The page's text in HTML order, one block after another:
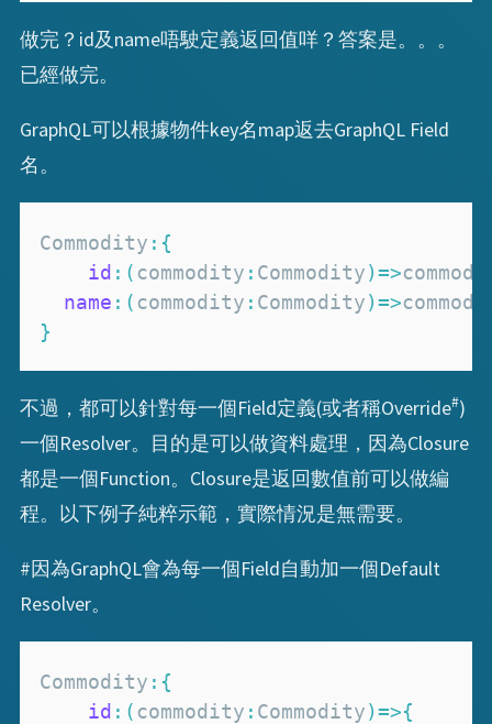
做完？id及name唔駛定義返回值咩？答案是。。。
已經做完。
GraphQL可以根據物件key名map返去GraphQL Field
名。
Commodity : {
id : (commodity : Commodity)=>
name : (commodity : Commodity)=>
}
不過，都可以針對每一個Field定義(或者稱Override#)
一個Resolver。目的是可以做資料處理，因為Closure
都是一個Function。Closure是返回數值前可以做編
程。以下例子純粹示範，實際情況是無需要。
#因為GraphQL會為每一個Field自動加一個Default
Resolver。
Commodity : {
id : (commodity : Commodity)=>{